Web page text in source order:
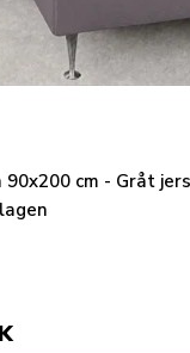
cm - Gråt